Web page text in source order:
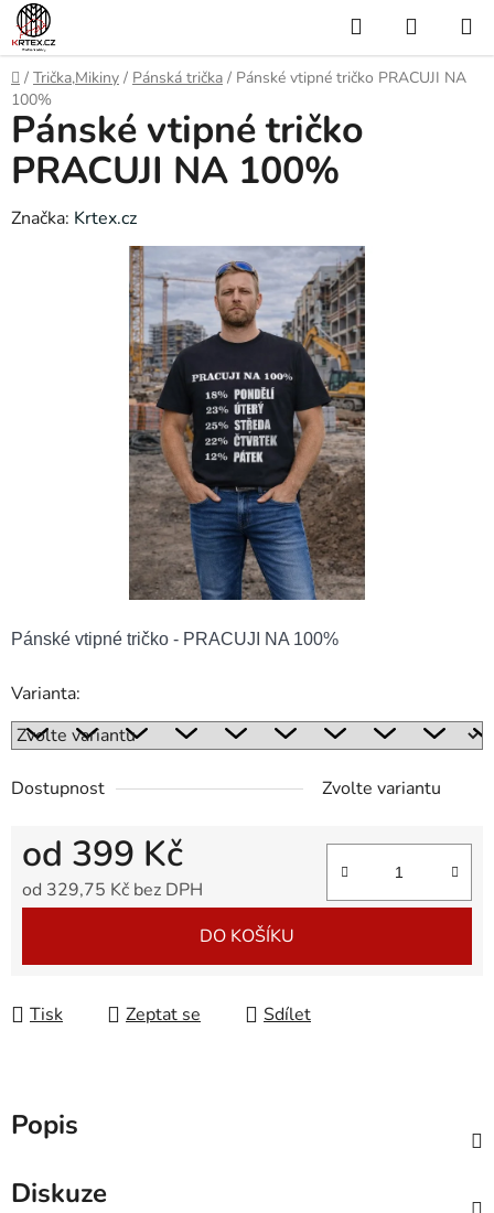
Přejít
na
obsah
Hledat
KOŠÍK
Domů
/ Trička,Mikiny / Pánská trička / Pánské vtipné tričko PRACUJI NA
100%
Pánské vtipné tričko - PRACUJI NA 100%
Varianta:
Dostupnost Zvolte variantu
od 399 Kč
od 329,75 Kč bez DPH
DO KOŠÍKU
Tisk Zeptat se Sdílet
Pánské vtipné tričko
PRACUJI NA 100%
Značka: Krtex.cz
Popis
Diskuze